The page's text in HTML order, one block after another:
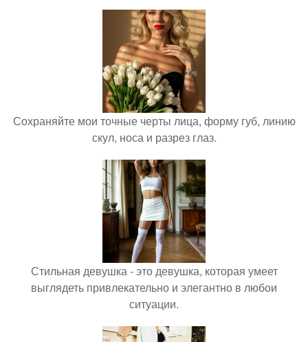
Сохраняйте мои точные черты лица, форму губ, линию
скул, носа и разрез глаз.
Стильная девушка - это девушка, которая умеет
выглядеть привлекательно и элегантно в любои
ситуации.